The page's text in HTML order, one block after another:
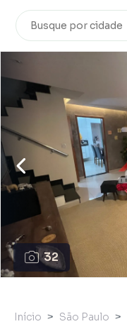
32
Início São Paulo